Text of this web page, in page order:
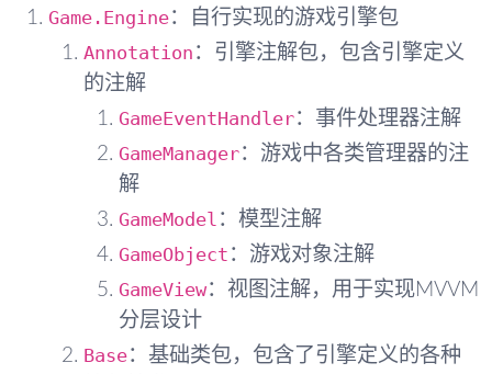
Game.Engine：自行实现的游戏引擎包
Annotation ：引擎注解包，包含引擎定义
的注解
GameEventHandler：事件处理器注解
GameManager：游戏中各类管理器的注
解
GameModel ：模型注解
GameObject ：游戏对象注解
GameView：视图注解，用于实现MVVM
分层设计
Base：基础类包，包含了引擎定义的各种